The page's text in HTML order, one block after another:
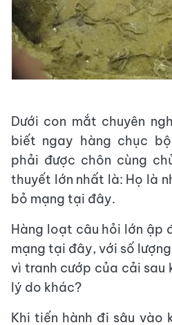
Dưới con mắt chuyên
biết ngay hàng chục
phải được chôn cùng
thuyết lớn nhất là: Họ là
bỏ mạng tại đây.
Hàng loạt câu hỏi lớn ập
mạng tại đây, với số
vì tranh cướp của cải sau
lý do khác?
Khi tiến hành đi sâu vào